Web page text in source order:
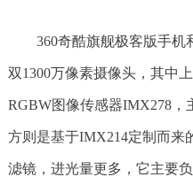
360奇酷旗舰极客版手机
双1300万像素摄像头，其中
RGBW图像传感器IMX278，
方则是基于IMX214定制而来
滤镜，进光量更多，它主要